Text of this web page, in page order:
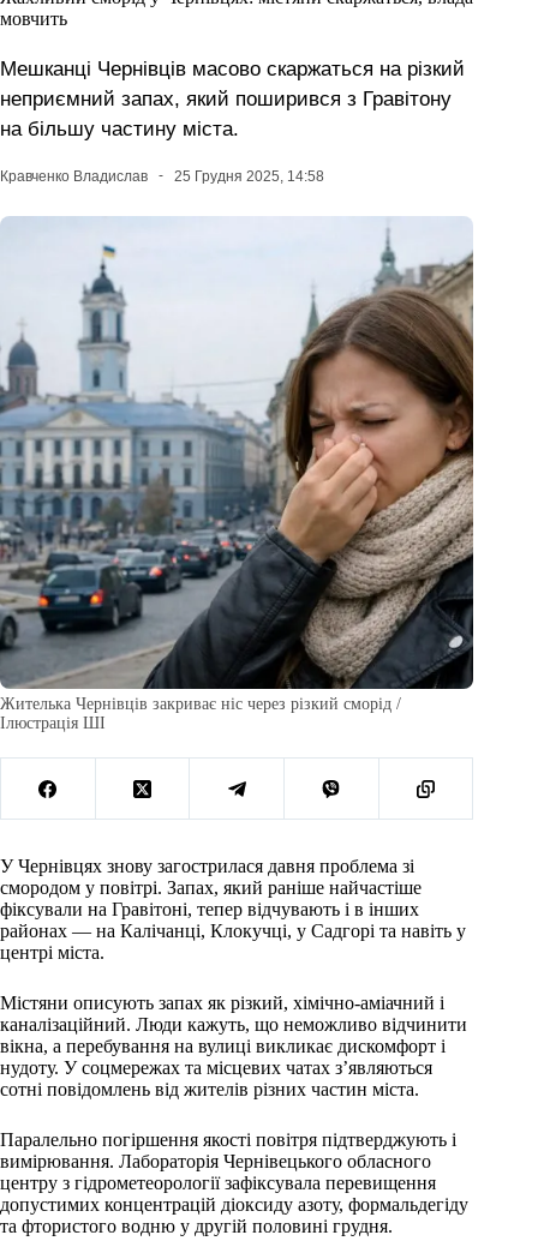
мовчить
Мешканці Чернівців масово скаржаться на різкий
неприємний запах, який поширився з Гравітону
на більшу частину міста.
Кравченко Владислав 25 Грудня 2025, 14:58
Жителька Чернівців закриває ніс через різкий сморід /
Ілюстрація ШІ
У Чернівцях знову загострилася давня проблема зі
смородом у повітрі. Запах, який раніше найчастіше
фіксували на Гравітоні, тепер відчувають і в інших
районах — на Калічанці, Клокучці, у Садгорі та навіть у
центрі міста.
Містяни описують запах як різкий, хімічно-аміачний і
каналізаційний. Люди кажуть, що неможливо відчинити
вікна, а перебування на вулиці викликає дискомфорт і
нудоту. У соцмережах та місцевих чатах з’являються
сотні повідомлень від жителів різних частин міста.
Паралельно погіршення якості повітря підтверджують і
вимірювання. Лабораторія Чернівецького обласного
центру з гідрометеорології зафіксувала перевищення
допустимих концентрацій діоксиду азоту, формальдегіду
та фтористого водню у другій половині грудня.